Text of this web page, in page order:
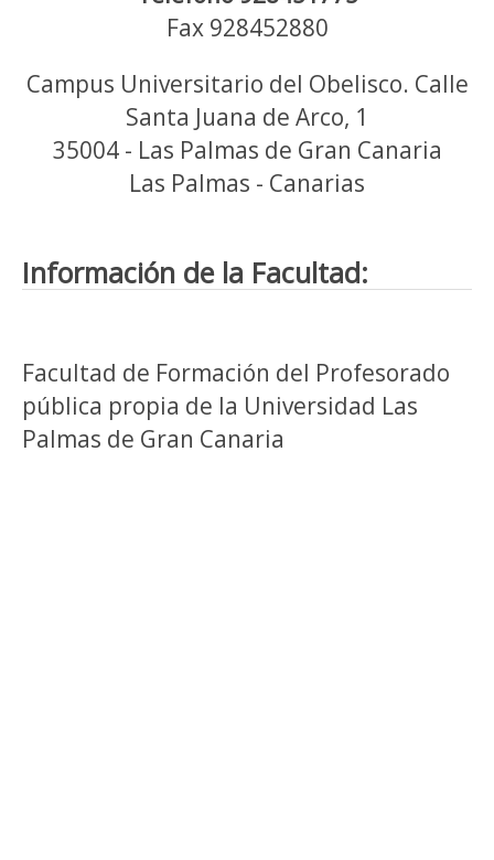
Fax 928452880
Campus Universitario del Obelisco. Calle
Santa Juana de Arco, 1
35004 - Las Palmas de Gran Canaria
Las Palmas - Canarias
Información de la Facultad:
Facultad de Formación del Profesorado
pública propia de la Universidad Las
Palmas de Gran Canaria